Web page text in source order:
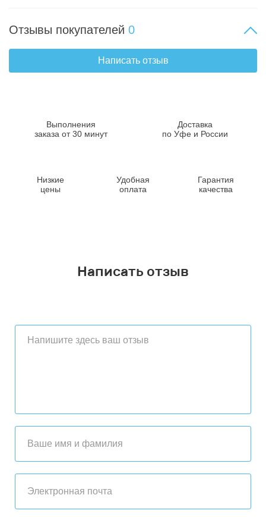
Отзывы покупателей 0
Написать отзыв
Выполнения
заказа от 30 минут
Доставка
по Уфе и России
Низкие
цены
Удобная
оплата
Гарантия
качества
Написать отзыв